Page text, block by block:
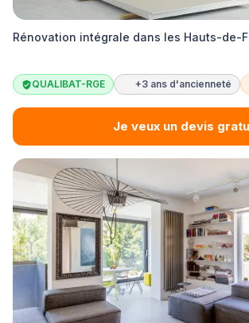
Rénovation intégrale dans les Hauts-de-
QUALIBAT-RGE +3 ans d'ancienneté
Je veux un devis